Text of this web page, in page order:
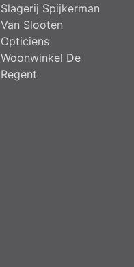
Slagerij Spijkerman
Van Slooten
Opticiens
Woonwinkel De
Regent